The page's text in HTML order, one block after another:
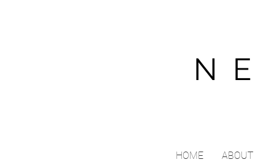
HOME ABOUT